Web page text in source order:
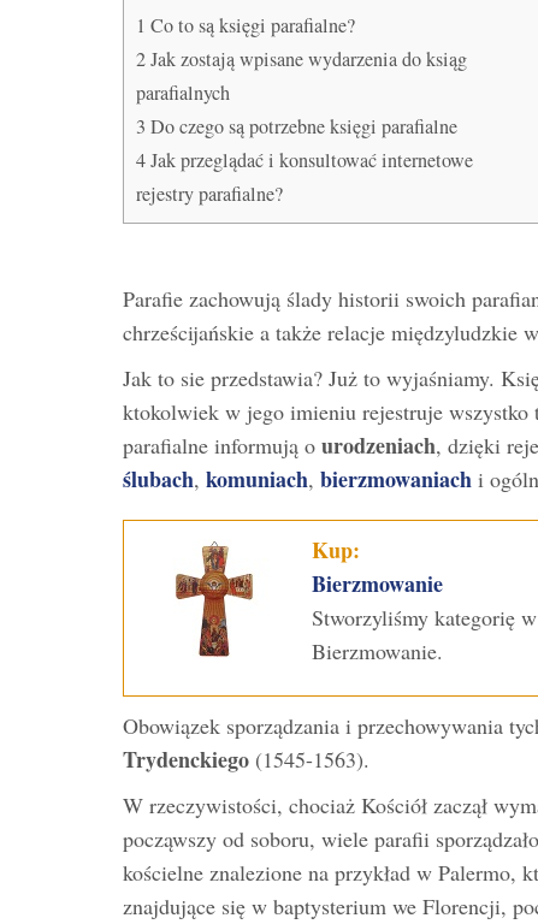
1 Co to są księgi parafialne?
2Jak zostają wpisane wydarzenia do ksiąg
parafialnych
3 Do czego są potrzebne księgi parafialne
4Jak przeglądać i konsultować internetowe
rejestry parafialne?
Parafie zachowują ślady historii swoich
chrześcijańskie a także relacje międzyludzkie
Jak to sie przedstawia? Już to wyjaśniamy.
ktokolwiek w jego imieniu rejestruje
parafialne informują o urodzeniach, dzięki
ślubach, komuniach, bierzmowaniach i
Kup:
Bierzmowanie
Stworzyliśmy kategorię
Bierzmowanie.
Obowiązek sporządzania i przechowywania
Trydenckiego (1545-1563).
W rzeczywistości, chociaż Kościół zaczął
począwszy od soboru, wiele parafii
kościelne znalezione na przykład w Palermo,
znajdujące się w baptysterium we Florencji,